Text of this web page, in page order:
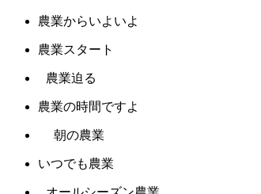
農業からいよいよ
農業スタート
農業迫る
農業の時間ですよ
朝の農業
いつでも農業